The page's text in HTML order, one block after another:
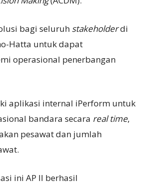
bagi seluruh stakeholderdi
Hatta untuk dapat
operasional penerbangan
aplikasi internal iPerform untuk
bandara secara real time,
pesawat dan jumlah
ini AP II berhasil